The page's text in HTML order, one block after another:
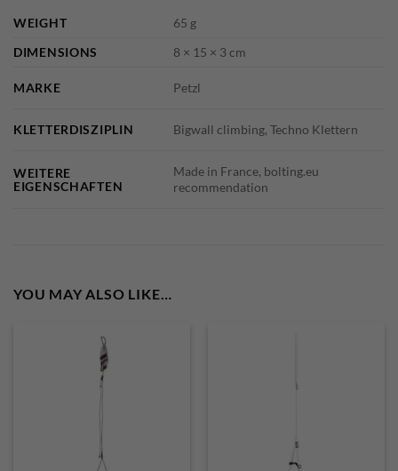
WEIGHT
65 g
DIMENSIONS
8 × 15 × 3 cm
MARKE Petzl
KLETTERDISZIPLIN Bigwall climbing, Techno Klettern
WEITERE
EIGENSCHAFTEN
Made in France, bolting.eu
recommendation
YOU MAY ALSO LIKE…